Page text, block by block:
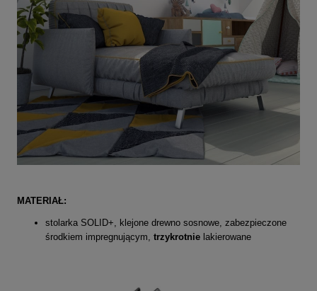
MATERIAŁ:
stolarka SOLID+, klejone drewno sosnowe, zabezpieczone
środkiem impregnującym, trzykrotnie lakierowane